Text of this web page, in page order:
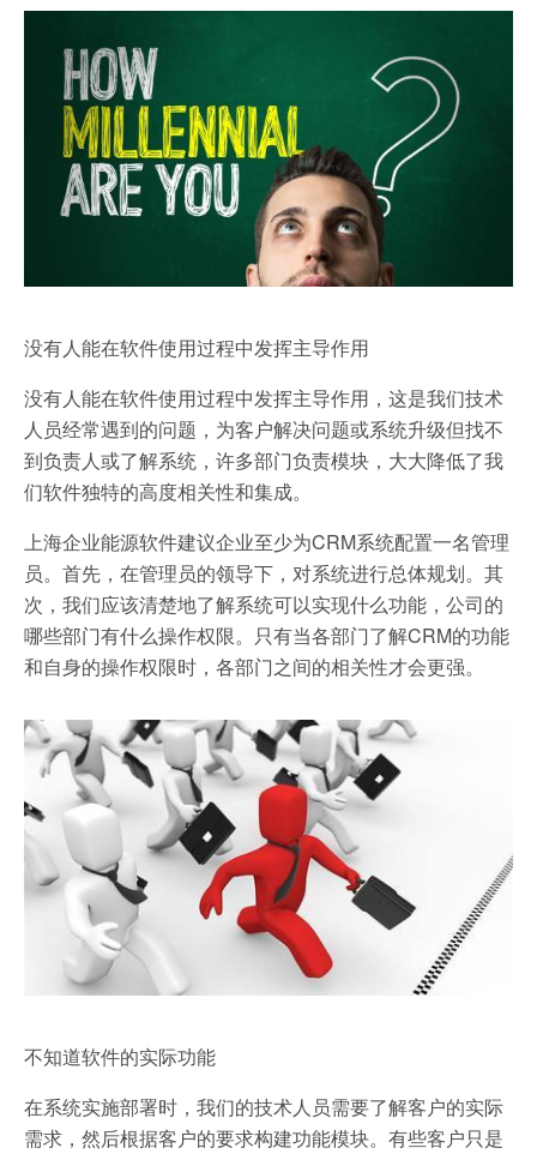
没有人能在软件使用过程中发挥主导作用
没有人能在软件使用过程中发挥主导作用，这是我们技术
人员经常遇到的问题，为客户解决问题或系统升级但找不
到负责人或了解系统，许多部门负责模块，大大降低了我
们软件独特的高度相关性和集成。
上海企业能源软件建议企业至少为CRM系统配置一名管理
员。首先，在管理员的领导下，对系统进行总体规划。其
次，我们应该清楚地了解系统可以实现什么功能，公司的
哪些部门有什么操作权限。只有当各部门了解CRM的功能
和自身的操作权限时，各部门之间的相关性才会更强。
不知道软件的实际功能
在系统实施部署时，我们的技术人员需要了解客户的实际
需求，然后根据客户的要求构建功能模块。有些客户只是